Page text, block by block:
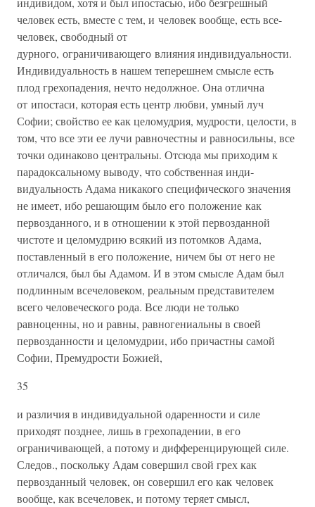
человек есть, вместе с тем, и человек вообще, есть все-
человек, свободный от
дурного, ограничивающего влияния инди­видуальности.
Индивидуальность в нашем теперешнем смысле есть
плод грехопадения, нечто недолжное. Она отлична
от ипоста­си, которая есть центр любви, умный луч
Софии; свойство ее как целомудрия, мудрости, целости, в
том, что все эти ее лучи равно­честны и равносильны, все
точки одинаково центральны. Отсюда мы приходим к
парадоксальному выводу, что собственная инди­
видуальность Адама никакого специфического значения
не име­ет, ибо решающим было его положение как
первозданного, и в отношении к этой первозданной
чистоте и целомудрию всякий из потомков Адама,
поставленный в его положение, ничем бы от него не
отличался, был бы Адамом. И в этом смысле Адам был
подлинным всечеловеком, реальным представителем
всего чело­веческого рода. Все люди не только
равноценны, но и равны, равногениальны в своей
первозданности и целомудрии, ибо при­частны самой
Софии, Премудрости Божией,
35
и различия в инди­видуальной одаренности и силе
приходят позднее, лишь в грехопадении, в его
ограничивающей, а потому и дифференци­рующей силе.
Следов., поскольку Адам совершил свой грех как
первозданный человек, он совершил его как человек
вообще, как всечеловек, и потому теряет смысл,